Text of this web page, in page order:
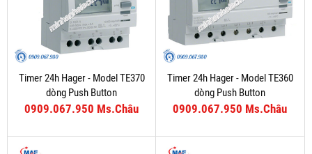
Timer 24h Hager - Model TE370
dòng Push Button
0909.067.950 Ms.Châu
Timer 24h Hager - Model TE360
dòng Push Button
0909.067.950 Ms.Châu